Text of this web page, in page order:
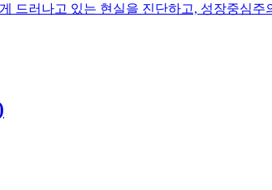
드러나고 있는 현실을 진단하고, 성장중심